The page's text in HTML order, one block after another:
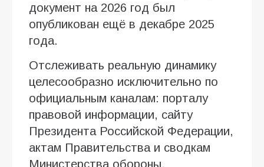
документ на 2026 год был
опубликован ещё в декабре 2025
года.
Отслеживать реальную динамику
целесообразно исключительно по
официальным каналам: порталу
правовой информации, сайту
Президента Российской Федерации,
актам Правительства и сводкам
Министерства обороны.